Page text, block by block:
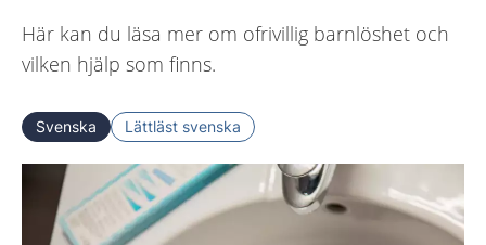
Här kan du läsa mer om ofrivillig barnlöshet och
vilken hjälp som finns.
Svenska Lättläst svenska